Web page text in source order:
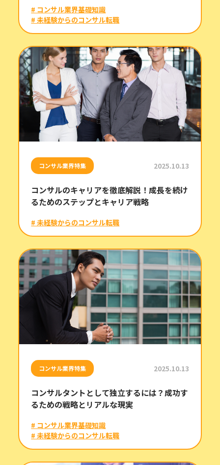
# コンサル業界基礎知識
# 未経験からのコンサル転職
コンサル業界特集 2025.10.13
コンサルのキャリアを徹底解説！成長を続け
るためのステップとキャリア戦略
# 未経験からのコンサル転職
コンサル業界特集 2025.10.13
コンサルタントとして独立するには？成功す
るための戦略とリアルな現実
# コンサル業界基礎知識
# 未経験からのコンサル転職